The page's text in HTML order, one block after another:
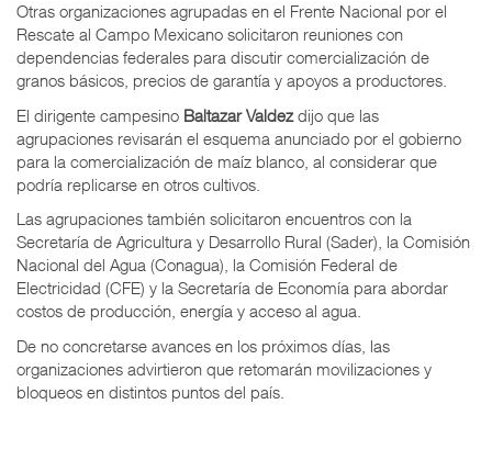
Otras organizaciones agrupadas en el Frente Nacional por el
Rescate al Campo Mexicano solicitaron reuniones con
dependencias federales para discutir comercialización de
granos básicos, precios de garantía y apoyos a productores.
El dirigente campesino Baltazar Valdezdijo que las
agrupaciones revisarán el esquema anunciado por el gobierno
para la comercialización de maíz blanco, al considerar que
podría replicarse en otros cultivos.
Las agrupaciones también solicitaron encuentros con la
Secretaría de Agricultura y Desarrollo Rural (Sader), la Comisión
Nacional del Agua (Conagua), la Comisión Federal de
Electricidad (CFE) y la Secretaría de Economía para abordar
costos de producción, energía y acceso al agua.
De no concretarse avances en los próximos días, las
organizaciones advirtieron que retomarán movilizaciones y
bloqueos en distintos puntos del país.